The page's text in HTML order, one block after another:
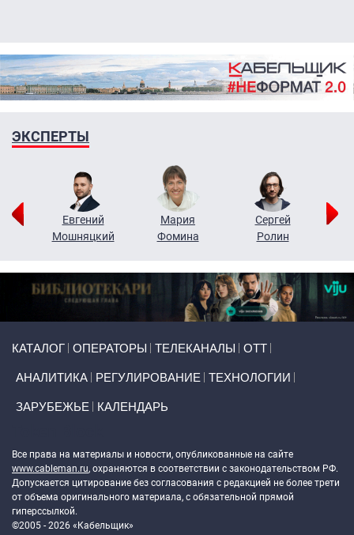
ЭКСПЕРТЫ
Евгений
Мошняцкий
Мария
Фомина
Сергей
Ролин
КАТАЛОГ ОПЕРАТОРЫ ТЕЛЕКАНАЛЫ ОТТ
АНАЛИТИКА РЕГУЛИРОВАНИЕ ТЕХНОЛОГИИ
ЗАРУБЕЖЬЕ КАЛЕНДАРЬ
Все права на материалы и новости, опубликованные на сайте
www.cableman.ru, охраняются в соответствии с законодательством РФ.
Допускается цитирование без согласования с редакцией не более трети
от объема оригинального материала, с обязательной прямой
гиперссылкой.
©2005 - 2026 «Кабельщик»